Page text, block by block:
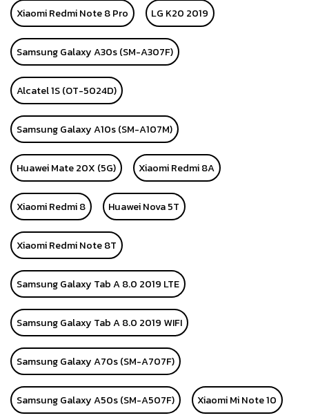
Xiaomi Redmi Note 8 Pro LG K20 2019
Samsung Galaxy A30s (SM-A307F)
Alcatel 1S (OT-5024D)
Samsung Galaxy A10s (SM-A107M)
Huawei Mate 20X (5G) Xiaomi Redmi 8A
Xiaomi Redmi 8 Huawei Nova 5T
Xiaomi Redmi Note 8T
Samsung Galaxy Tab A 8.0 2019 LTE
Samsung Galaxy Tab A 8.0 2019 WIFI
Samsung Galaxy A70s (SM-A707F)
Samsung Galaxy A50s (SM-A507F) Xiaomi Mi Note 10